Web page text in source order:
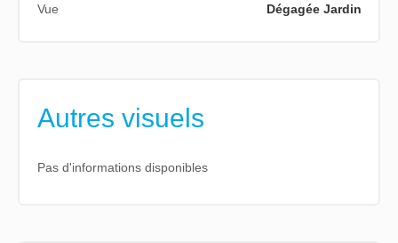
Vue Dégagée Jardin
Autres visuels
Pas d'informations disponibles